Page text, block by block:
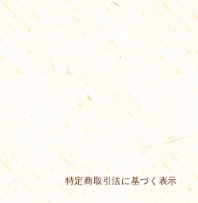
特定商取引法に基づく表示